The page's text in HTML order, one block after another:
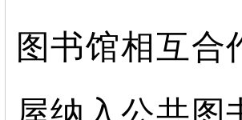
图书馆相互合